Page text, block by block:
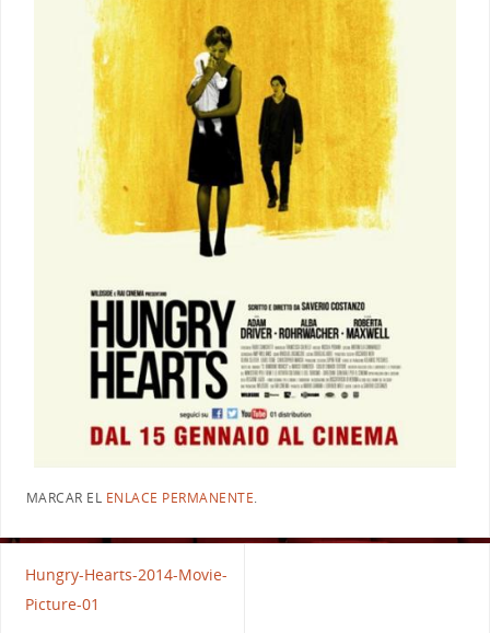
MARCAR EL ENLACE PERMANENTE.
Hungry-Hearts-2014-Movie-
Picture-01